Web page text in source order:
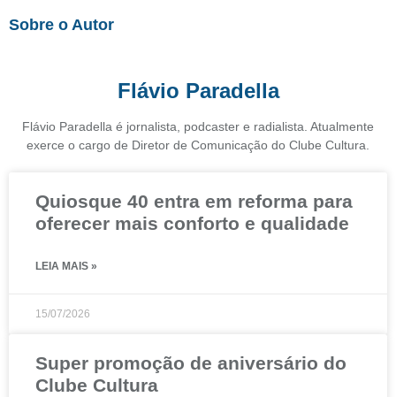
Sobre o Autor
Flávio Paradella
Flávio Paradella é jornalista, podcaster e radialista. Atualmente
exerce o cargo de Diretor de Comunicação do Clube Cultura.
Quiosque 40 entra em reforma para
oferecer mais conforto e qualidade
LEIA MAIS »
15/07/2026
Super promoção de aniversário do
Clube Cultura